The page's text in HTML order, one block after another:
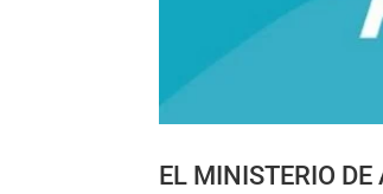
EL MINISTERIO